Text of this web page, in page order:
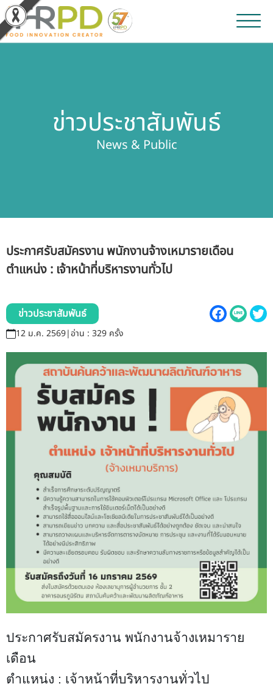
ผลิตภัณฑ์และจำหน่าย
เกี่ยวกับสถาบัน
บุคลากรสถาบัน
ระบบสารสนเทศ (ใน)
ติดต่อเรา
สายตรงผู้บริหาร
ข่าวประชาสัมพันธ์
News & Public
ประกาศรับสมัครงาน พนักงานจ้างเหมารายเดือน
ตำแหน่ง : เจ้าหน้าที่บริหารงานทั่วไป
ข่าวประชาสัมพันธ์
12 ม.ค. 2569|อ่าน : 329 ครั้ง
ประกาศรับสมัครงาน พนักงานจ้างเหมาราย
เดือน
ตำแหน่ง : เจ้าหน้าที่บริหารงานทั่วไป